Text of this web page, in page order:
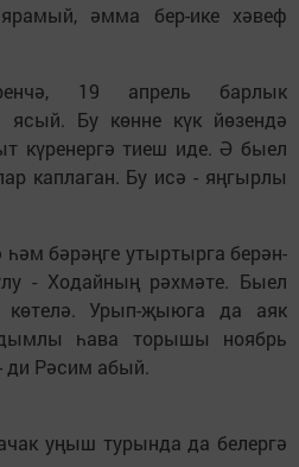
әмма бер-ике хәвеф
19 апрель барлык
Бу көнне күк йөзендә
күренергә тиеш иде. Ә быел
каплаган. Бу исә - яңгырлы
бәрәңге утыртырга берән-
- Ходайның рәхмәте. Быел
Урып-җыюга да аяк
һава торышы ноябрь
ди Рәсим абый.
уңыш турында да белергә